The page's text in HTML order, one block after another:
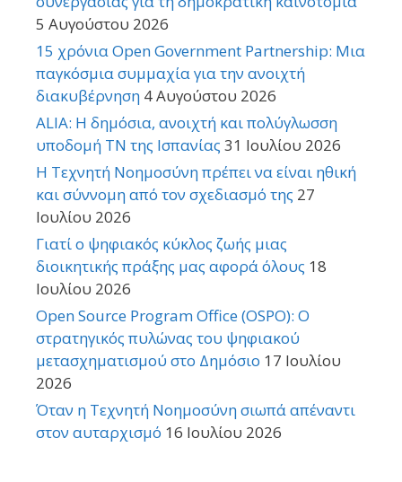
5 Αυγούστου 2026
15 χρόνια Open Government Partnership: Μια
παγκόσμια συμμαχία για την ανοιχτή
διακυβέρνηση 4 Αυγούστου 2026
ALIA: Η δημόσια, ανοιχτή και πολύγλωσση
υποδομή ΤΝ της Ισπανίας 31 Ιουλίου 2026
Η Τεχνητή Νοημοσύνη πρέπει να είναι ηθική
και σύννομη από τον σχεδιασμό της 27
Ιουλίου 2026
Γιατί ο ψηφιακός κύκλος ζωής μιας
διοικητικής πράξης μας αφορά όλους 18
Ιουλίου 2026
Open Source Program Office (OSPO): Ο
στρατηγικός πυλώνας του ψηφιακού
μετασχηματισμού στο Δημόσιο 17 Ιουλίου
2026
Όταν η Τεχνητή Νοημοσύνη σιωπά απέναντι
στον αυταρχισμό 16 Ιουλίου 2026